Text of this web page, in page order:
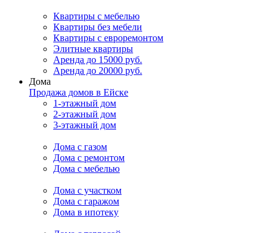
Квартиры с мебелью
Квартиры без мебели
Квартиры с евроремонтом
Элитные квартиры
Аренда до 15000 руб.
Аренда до 20000 руб.
Дома
Продажа домов в Ейске
1-этажный дом
2-этажный дом
3-этажный дом
Дома с газом
Дома с ремонтом
Дома с мебелью
Дома с участком
Дома с гаражом
Дома в ипотеку